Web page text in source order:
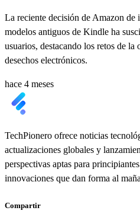
La reciente decisión de Amazon de
modelos antiguos de Kindle ha
usuarios, destacando los retos de
desechos electrónicos.
hace 4 meses
TechPionero ofrece noticias
actualizaciones globales y
perspectivas aptas para
innovaciones que dan forma al
Compartir